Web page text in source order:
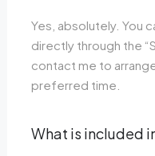
Yes, absolutely. You
directly through the
contact me to
preferred time.
What is included